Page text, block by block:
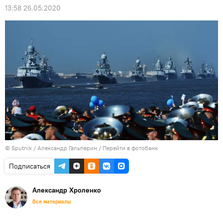
13:58 26.05.2020
© Sputnik / Александр Гальперин / Перейти в фотобанк
Подписаться
Александр Хроленко
Все материалы